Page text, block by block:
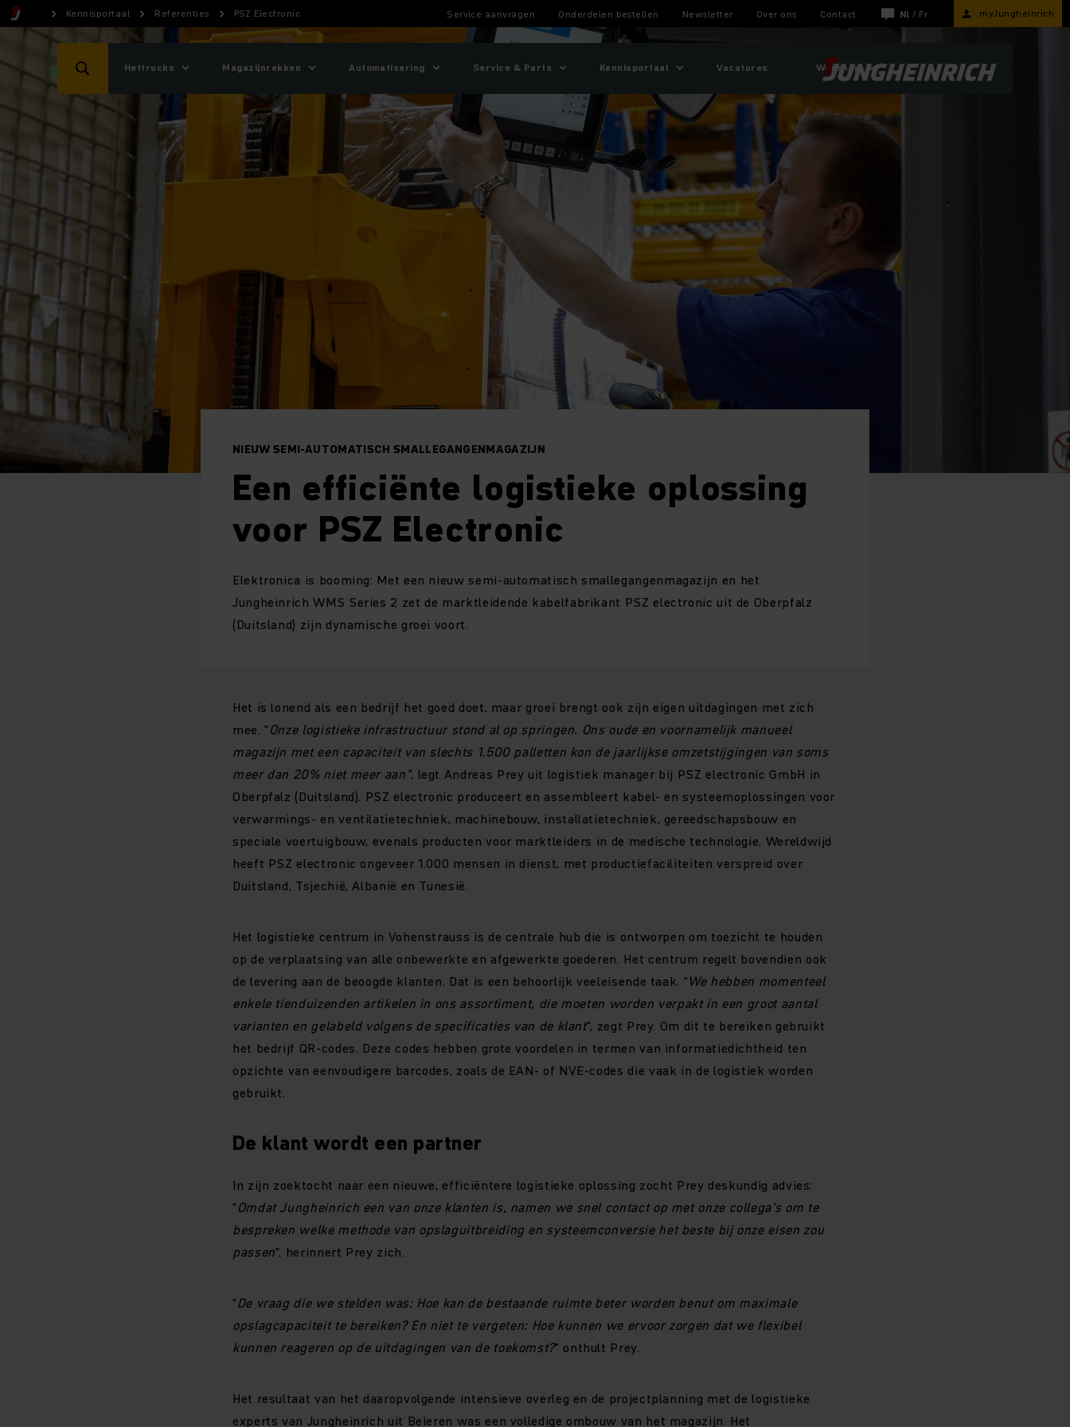
Kennisportaal Referenties PSZ Electronic Service aanvragen Onderdelen bestellen Newsletter Over ons Contact Nl / Fr myJungheinrich
Heftrucks Magazijnrekken Automatisering Service & Parts Kennisportaal Vacatures Webshop
NIEUW SEMI-AUTOMATISCH SMALLEGANGENMAGAZIJN
Een efficiënte logistieke oplossing
voor PSZ Electronic
Elektronica is booming: Met een nieuw semi-automatisch smallegangenmagazijn en het
Jungheinrich WMS Series 2 zet de marktleidende kabelfabrikant PSZ electronic uit de Oberpfalz
(Duitsland) zijn dynamische groei voort.
Het is lonend als een bedrijf het goed doet, maar groei brengt ook zijn eigen uitdagingen met zich
mee. "Onze logistieke infrastructuur stond al op springen. Ons oude en voornamelijk manueel
magazijn met een capaciteit van slechts 1.500 palletten kon de jaarlijkse omzetstijgingen van soms
meer dan 20% niet meer aan", legt Andreas Prey uit logistiek manager bij PSZ electronic GmbH in
Oberpfalz (Duitsland). PSZ electronic produceert en assembleert kabel- en systeemoplossingen voor
verwarmings- en ventilatietechniek, machinebouw, installatietechniek, gereedschapsbouw en
speciale voertuigbouw, evenals producten voor marktleiders in de medische technologie. Wereldwijd
heeft PSZ electronic ongeveer 1.000 mensen in dienst, met productiefaciliteiten verspreid over
Duitsland, Tsjechië, Albanië en Tunesië.
Het logistieke centrum in Vohenstrauss is de centrale hub die is ontworpen om toezicht te houden
op de verplaatsing van alle onbewerkte en afgewerkte goederen. Het centrum regelt bovendien ook
de levering aan de beoogde klanten. Dat is een behoorlijk veeleisende taak. "We hebben momenteel
enkele tienduizenden artikelen in ons assortiment, die moeten worden verpakt in een groot aantal
varianten en gelabeld volgens de specificaties van de klant", zegt Prey. Om dit te bereiken gebruikt
het bedrijf QR-codes. Deze codes hebben grote voordelen in termen van informatiedichtheid ten
opzichte van eenvoudigere barcodes, zoals de EAN- of NVE-codes die vaak in de logistiek worden
gebruikt.
De klant wordt een partner
In zijn zoektocht naar een nieuwe, efficiëntere logistieke oplossing zocht Prey deskundig advies:
"Omdat Jungheinrich een van onze klanten is, namen we snel contact op met onze collega's om te
bespreken welke methode van opslaguitbreiding en systeemconversie het beste bij onze eisen zou
passen", herinnert Prey zich.
"De vraag die we stelden was: Hoe kan de bestaande ruimte beter worden benut om maximale
opslagcapaciteit te bereiken? En niet te vergeten: Hoe kunnen we ervoor zorgen dat we flexibel
kunnen reageren op de uitdagingen van de toekomst?" onthult Prey.
Het resultaat van het daaropvolgende intensieve overleg en de projectplanning met de logistieke
experts van Jungheinrich uit Beieren was een volledige ombouw van het magazijn. Het